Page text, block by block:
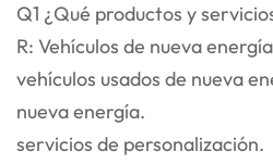
Q1 ¿Qué productos y
R: Vehículos de nueva
vehículos usados de nueva
nueva energía.
servicios de personalización.